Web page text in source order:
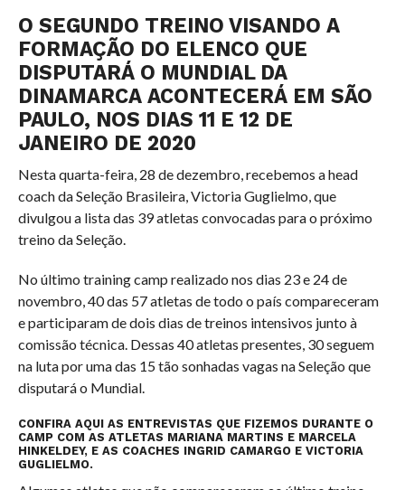
O SEGUNDO TREINO VISANDO A
FORMAÇÃO DO ELENCO QUE
DISPUTARÁ O MUNDIAL DA
DINAMARCA ACONTECERÁ EM SÃO
PAULO, NOS DIAS 11 E 12 DE
JANEIRO DE 2020
Nesta quarta-feira, 28 de dezembro, recebemos a head
coach da Seleção Brasileira, Victoria Guglielmo, que
divulgou a lista das 39 atletas convocadas para o próximo
treino da Seleção.
No último training camp realizado nos dias 23 e 24 de
novembro, 40 das 57 atletas de todo o país compareceram
e participaram de dois dias de treinos intensivos junto à
comissão técnica. Dessas 40 atletas presentes, 30 seguem
na luta por uma das 15 tão sonhadas vagas na Seleção que
disputará o Mundial.
CONFIRA AQUI AS ENTREVISTAS QUE FIZEMOS DURANTE O
CAMP COM AS ATLETAS MARIANA MARTINS E MARCELA
HINKELDEY, E AS COACHES INGRID CAMARGO E VICTORIA
GUGLIELMO.